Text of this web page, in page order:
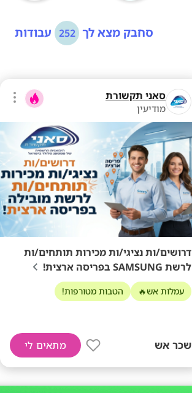
סחבק מצא לך 252 עבודות
סאני תקשורת
מודיעין
דרושים/ות נציגי/ות מכירות תותחים/ות
לרשת SAMSUNG בפריסה ארצית!
עמלות אש🔥 הטבות מטורפות!
שכר אש מתאים לי